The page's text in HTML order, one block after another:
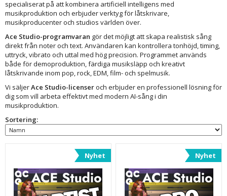
specialiserat på att kombinera artificiell intelligens med
musikproduktion och erbjuder verktyg för låtskrivare,
musikproducenter och studios världen över.
Ace Studio-programvaran gör det möjligt att skapa realistisk sång
direkt från noter och text. Användaren kan kontrollera tonhöjd, timing,
uttryck, vibrato och uttal med hög precision. Programmet används
både för demo­produktion, färdiga musiksläpp och kreativt
låtskrivande inom pop, rock, EDM, film- och spelmusik.
Vi säljerAce Studio-licenseroch erbjuder en professionell lösning för
dig som vill arbeta effektivt med modern AI-sång i din
musikproduktion.
Sortering:
Nyhet Nyhet